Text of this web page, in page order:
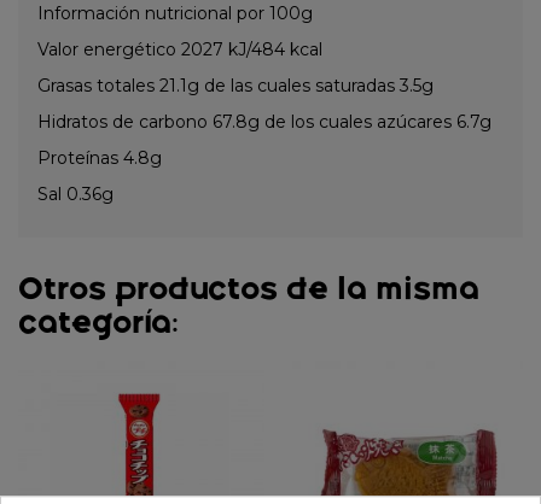
Información nutricional por 100g
Valor energético 2027 kJ/484 kcal
Grasas totales 21.1g de las cuales saturadas 3.5g
Hidratos de carbono 67.8g de los cuales azúcares 6.7g
Proteínas 4.8g
Sal 0.36g
Otros productos de la misma
categoría: